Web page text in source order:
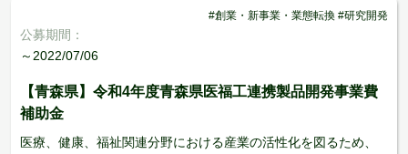
#創業・新事業・業態転換 #研究開発
公募期間：
～2022/07/06
【青森県】令和4年度青森県医福工連携製品開発事業費
補助金
医療、健康、福祉関連分野における産業の活性化を図るため、